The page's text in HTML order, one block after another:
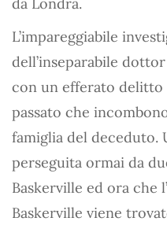
L’impareggiabile
dell’inseparabile
con un efferato delitto
passato che
famiglia del deceduto.
perseguita ormai da
Baskerville ed ora che
Baskerville viene